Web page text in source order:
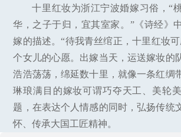
十里红妆为浙江宁波婚嫁习俗，“
华，之子于归，宜其室家。”《诗经》
嫁的描述。“待我青丝绾正，十里红妆
个女儿的心愿。出嫁当天，运送嫁妆的
浩浩荡荡，绵延数十里，就像一条红绸
琳琅满目的嫁妆可谓巧夺天工、美轮
题，在表达个人情感的同时，弘扬传统
怀、传承大国工匠精神。